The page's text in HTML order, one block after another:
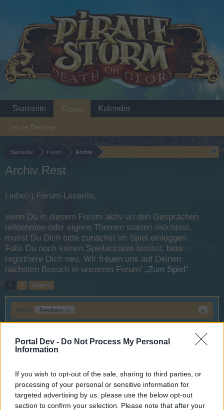
Portal Dev - Do Not Process My Personal
Information
If you wish to opt-out of the sale, sharing to third parties, or
processing of your personal or sensitive information for
targeted advertising by us, please use the below opt-out
section to confirm your selection. Please note that after your
Startseite Foren Archiv
Archiv Rest
Liebe(r) Forum-Leser/in,
wenn Du in diesem Forum aktiv an den Gesprächen
teilnehmen oder eigene Themen starten möchtest,
musst Du Dich bitte zunächst im Spiel einloggen.
Falls Du noch keinen Spielaccount besitzt, bitte
registriere Dich neu. Wir freuen uns auf Deinen
nächsten Besuch in unserem Forum! „Zum Spiel“
1 2 Weiter >
Feedback x x
Feedback Abfall sagt Good byyeee
abfall
timschin
Antworten:
7 6 März 2016
Feedback Bildergrösse
abfall
Startseite Foren
Letzte Beiträge
Kalender